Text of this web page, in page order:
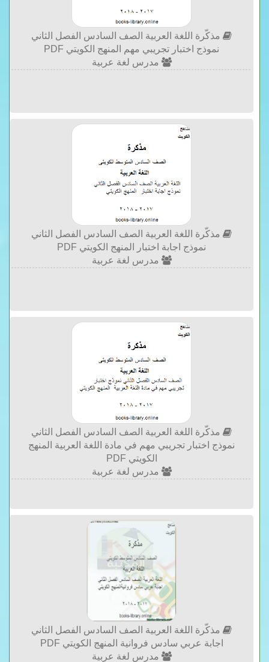
مذكّرة اللغة العربية الصف السادس الفصل الثاني
نموذج اختبار تجريبي مهم المنهج الكويتي PDF
مدرس لغة عربية
مذكّرة اللغة العربية الصف السادس الفصل الثاني
نموذج اجابة اختبار المنهج الكويتي PDF
مدرس لغة عربية
مذكّرة اللغة العربية الصف السادس الفصل الثاني
نموذج اختبار تجريبي مهم في مادة اللغة العربية المنهج
الكويتي PDF
مدرس لغة عربية
مذكّرة اللغة العربية الصف السادس الفصل الثاني
اجابة عربي سادس فروانية المنهج الكويتي PDF
مدرس لغة عربية